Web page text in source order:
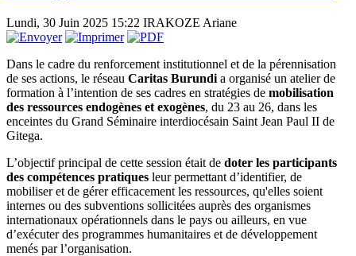
Lundi, 30 Juin 2025 15:22 IRAKOZE Ariane
Dans le cadre du renforcement institutionnel et de la pérennisation
de ses actions, le réseau Caritas Burundi a organisé un atelier de
formation à l’intention de ses cadres en stratégies de mobilisation
des ressources endogènes et exogènes, du 23 au 26, dans les
enceintes du Grand Séminaire interdiocésain Saint Jean Paul II de
Gitega.
L’objectif principal de cette session était de doter les participants
des compétences pratiques leur permettant d’identifier, de
mobiliser et de gérer efficacement les ressources, qu'elles soient
internes ou des subventions sollicitées auprès des organismes
internationaux opérationnels dans le pays ou ailleurs, en vue
d’exécuter des programmes humanitaires et de développement
menés par l’organisation.